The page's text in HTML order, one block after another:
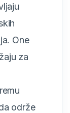
One
za
održe